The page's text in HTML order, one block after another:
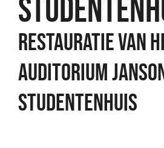
Restauratie van
auditorium
studentenhuis